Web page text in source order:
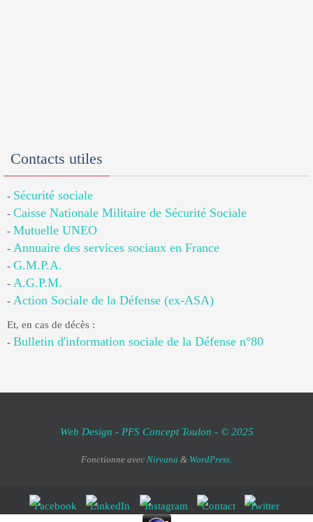
Contacts utiles
- Sécurité sociale
- Caisse Nationale Militaire de Sécurité Sociale
- Mutuelle UNEO
- Annuaire des services sociaux en France
- G.M.P.A.
- A.G.P.M.
- Action Sociale de la Défense (ex-ASA)
Et, en cas de décès :
- Bulletin d'information sociale de la Défense n°80
Web Design - PFS Concept Toulon - © 2025
Fonctionne avec Nirvana & WordPress.